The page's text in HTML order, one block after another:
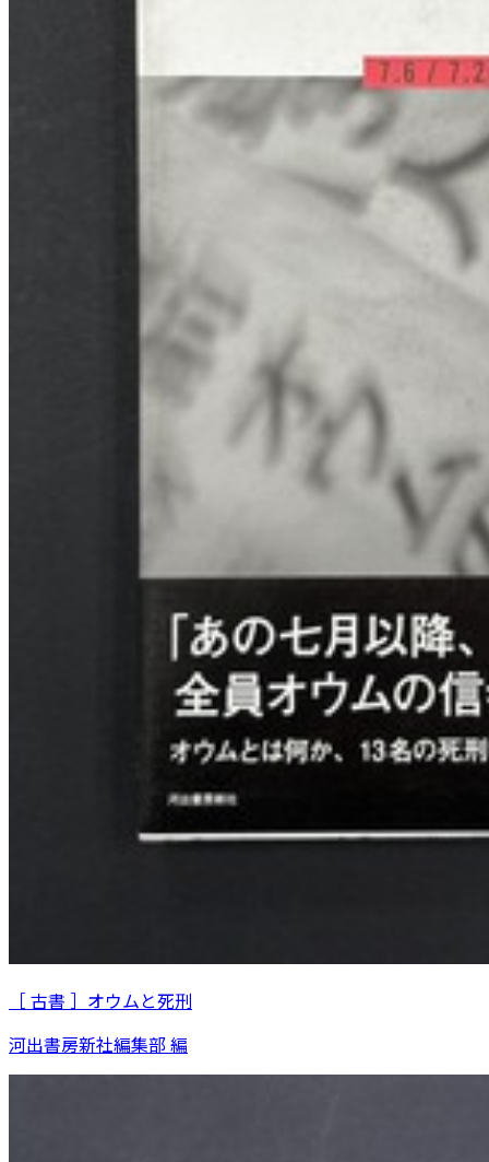
［ 古書 ］オウムと死刑
河出書房新社編集部 編